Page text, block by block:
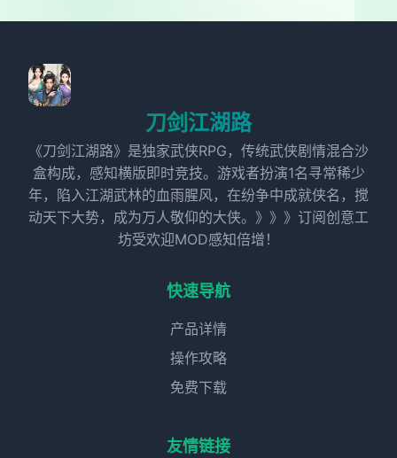
刀剑江湖路
《刀剑江湖路》是独家武侠RPG，传统武侠剧情混合沙
盒构成，感知横版即时竞技。游戏者扮演1名寻常稀少
年，陷入江湖武林的血雨腥风，在纷争中成就侠名，搅
动天下大势，成为万人敬仰的大侠。》》》订阅创意工
坊受欢迎MOD感知倍增！
快速导航
产品详情
操作攻略
免费下载
友情链接